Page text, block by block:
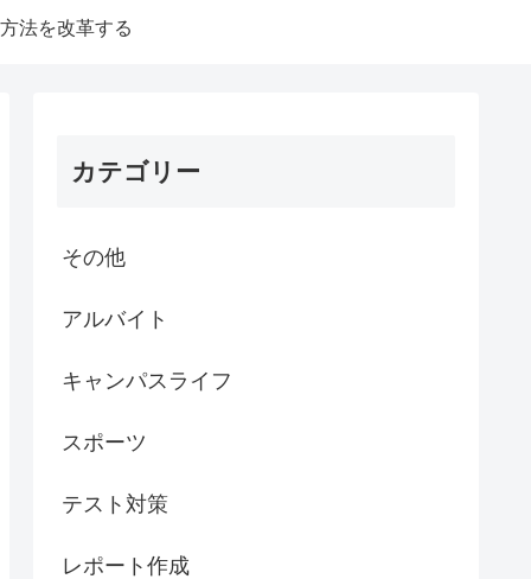
法を改革する
カテゴリー
その他
アルバイト
キャンパスライフ
スポーツ
テスト対策
レポート作成